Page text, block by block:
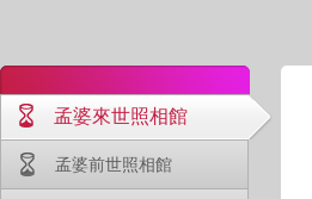
孟婆來世照相館
孟婆前世照相館